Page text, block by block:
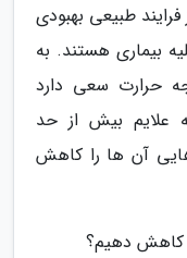
فرایند طبیعی بهبودی
بیماری هستند. به
حرارت سعی دارد
علایم بیش از حد
آن ها را کاهش
کاهش دهیم؟